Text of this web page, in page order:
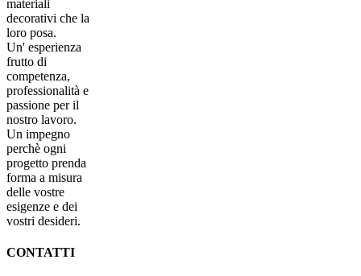
materiali
decorativi che la
loro posa.
Un' esperienza
frutto di
competenza,
professionalità e
passione per il
nostro lavoro.
Un impegno
perchè ogni
progetto prenda
forma a misura
delle vostre
esigenze e dei
vostri desideri.
CONTATTI